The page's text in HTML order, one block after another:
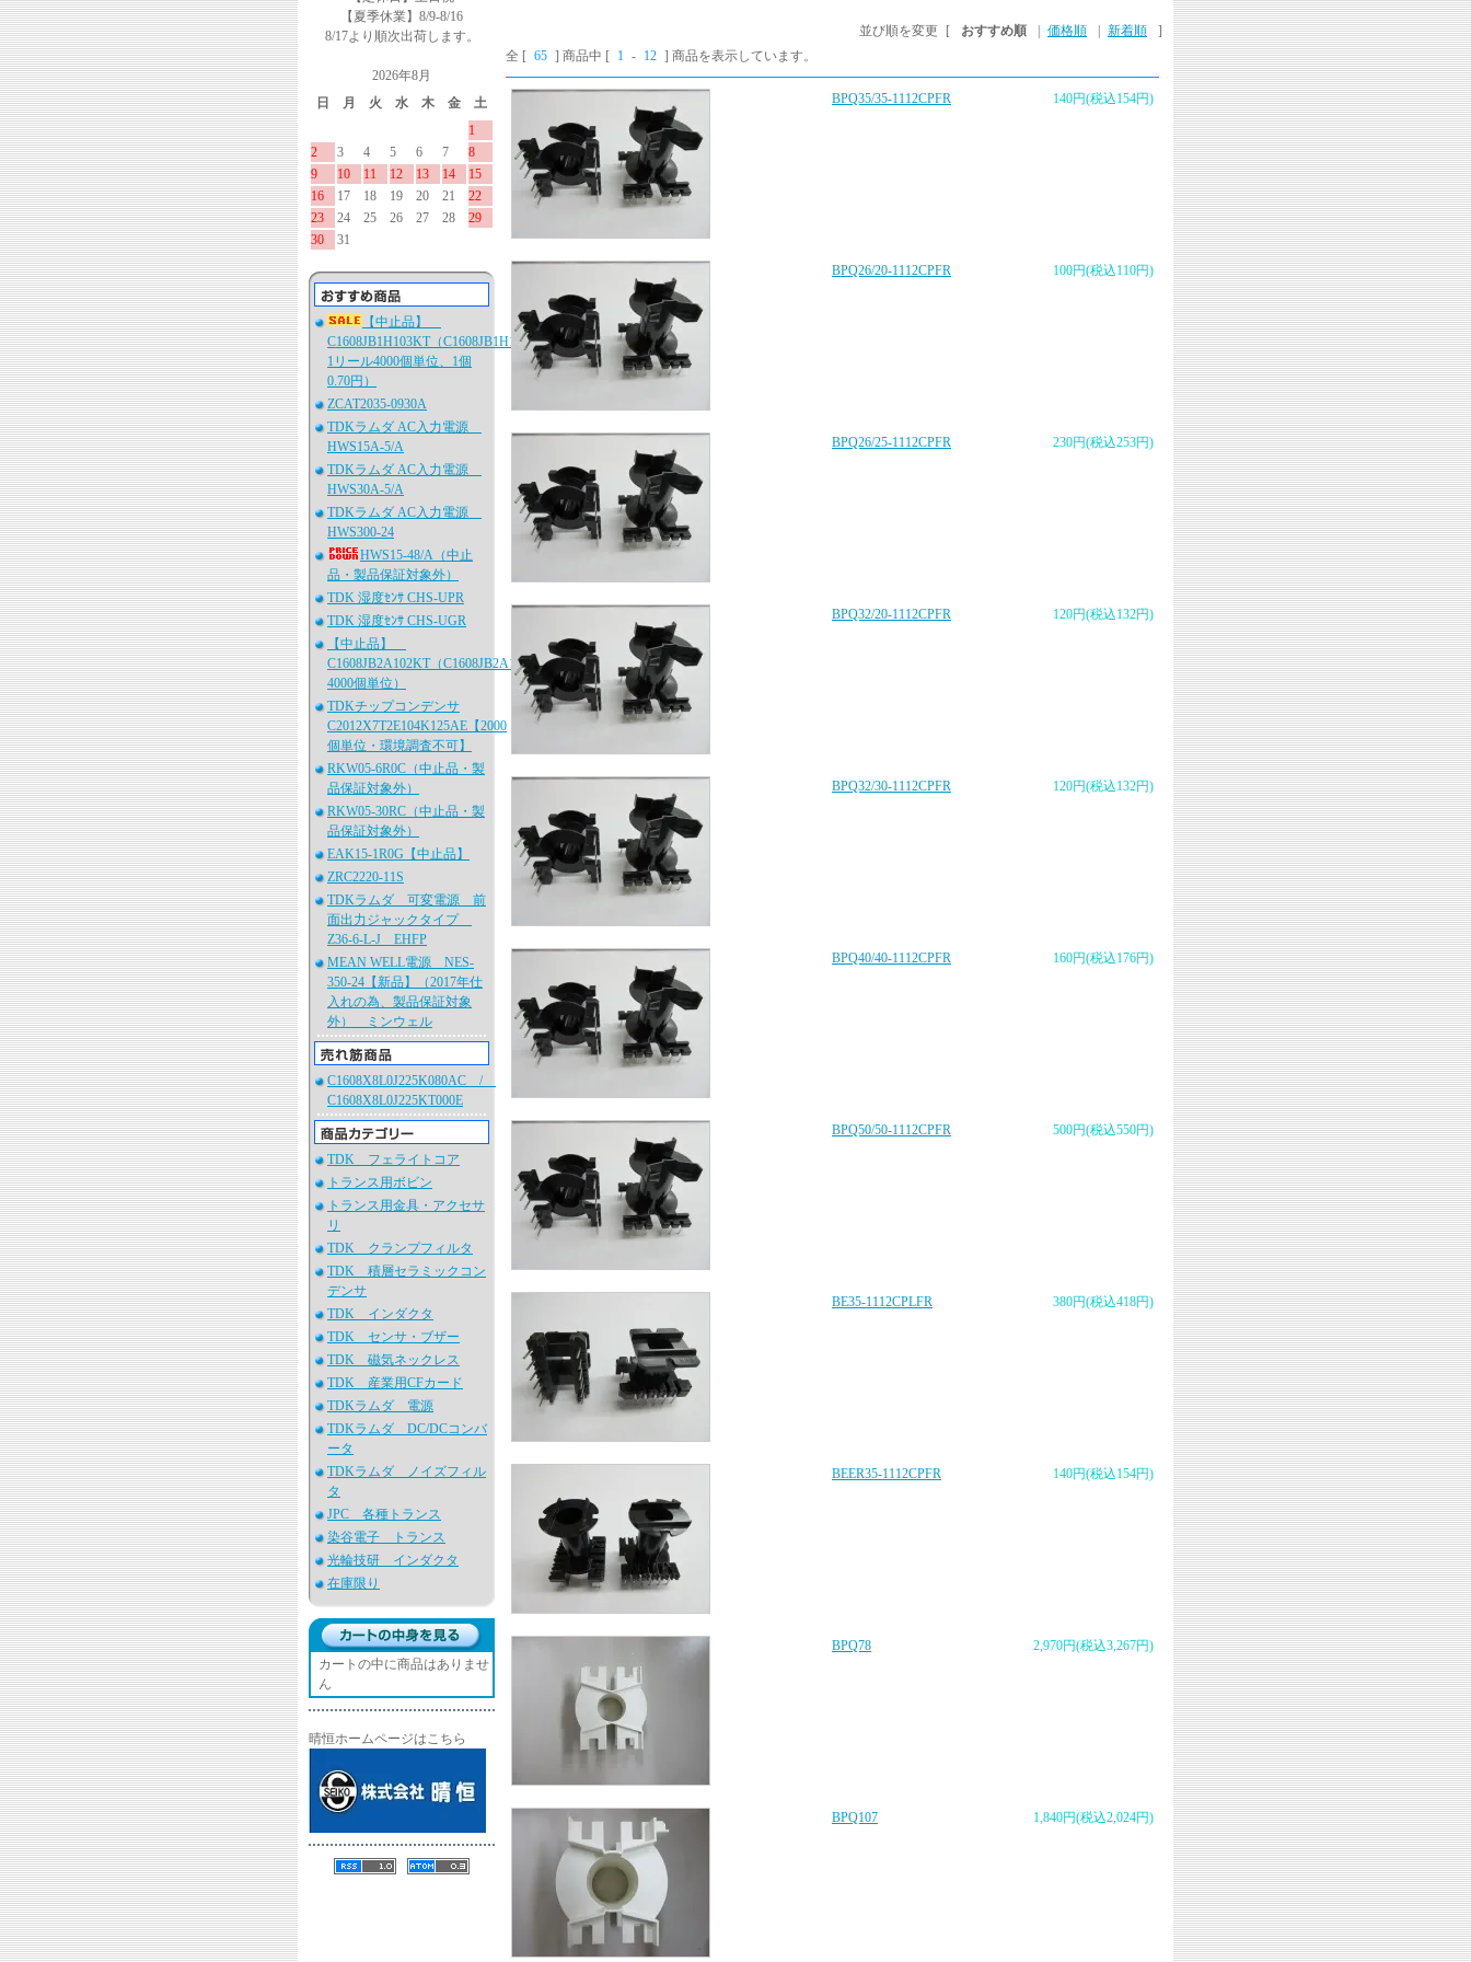
【夏季休業】8/9-8/16
8/17より順次出荷します。
2026年8月
日
月 火 水 木 金
土
1
2
3 4 5 6 7
8
9
10 11 12 13 14
15
16
17 18 19 20 21
22
23
24 25 26 27 28
29
30
31
【中止品】
C1608JB1H103KT（C1608JB1H103K080AA、
1リール4000個単位、1個
0.70円）
ZCAT2035-0930A
TDKラムダ AC入力電源
HWS15A-5/A
TDKラムダ AC入力電源
HWS30A-5/A
TDKラムダ AC入力電源
HWS300-24
HWS15-48/A（中止
品・製品保証対象外）
TDK 湿度ｾﾝｻ CHS-UPR
TDK 湿度ｾﾝｻ CHS-UGR
【中止品】
C1608JB2A102KT（C1608JB2A102K080AA、
4000個単位）
TDKチップコンデンサ
C2012X7T2E104K125AE【2000
個単位・環境調査不可】
RKW05-6R0C（中止品・製
品保証対象外）
RKW05-30RC（中止品・製
品保証対象外）
EAK15-1R0G【中止品】
ZRC2220-11S
TDKラムダ 可変電源 前
面出力ジャックタイプ
Z36-6-L-J EHFP
MEAN WELL電源 NES-
350-24【新品】（2017年仕
入れの為、製品保証対象
外） ミンウェル
C1608X8L0J225K080AC /
C1608X8L0J225KT000E
TDK フェライトコア
トランス用ボビン
トランス用金具・アクセサ
リ
TDK クランプフィルタ
TDK 積層セラミックコン
デンサ
TDK インダクタ
TDK センサ・ブザー
TDK 磁気ネックレス
TDK 産業用CFカード
TDKラムダ 電源
TDKラムダ DC/DCコンバ
ータ
TDKラムダ ノイズフィル
タ
JPC 各種トランス
染谷電子 トランス
光輪技研 インダクタ
在庫限り
カートの中に商品はありませ
ん
晴恒ホームページはこちら
並び順を変更 [ おすすめ順 価格順 新着順
]
全 [ 65 ] 商品中 [ 1 - 12 ] 商品を表示しています。
140円(税込154円)
BPQ35/35-1112CPFR
100円(税込110円)
BPQ26/20-1112CPFR
230円(税込253円)
BPQ26/25-1112CPFR
120円(税込132円)
BPQ32/20-1112CPFR
120円(税込132円)
BPQ32/30-1112CPFR
160円(税込176円)
BPQ40/40-1112CPFR
500円(税込550円)
BPQ50/50-1112CPFR
380円(税込418円)
BE35-1112CPLFR
140円(税込154円)
BEER35-1112CPFR
2,970円(税込3,267円)
BPQ78
1,840円(税込2,024円)
BPQ107